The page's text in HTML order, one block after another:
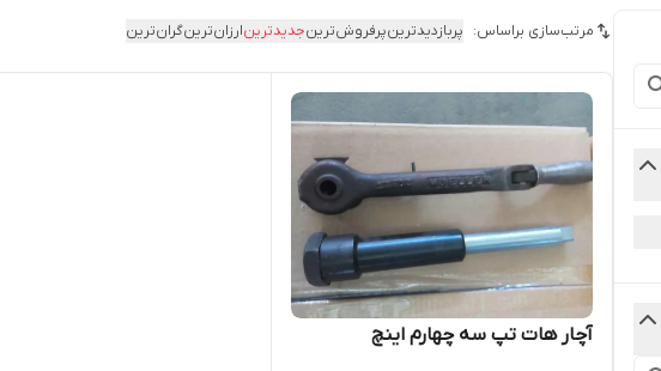
مرتب‌سازی براساس: پربازدیدترینپرفروش‌ترینجدیدترینارزان‌ترینگران‌ترین
آچار هات تپ سه چهارم اینچ